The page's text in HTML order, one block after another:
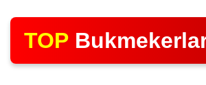
TOP